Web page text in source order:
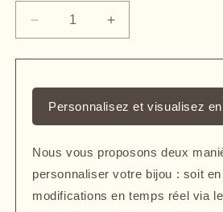
Réduire
la
quantité
Pendentif
grand
rectangle
argent
gravé
avec
un
Augmenter
la
quantité
grand
rectangle
gravé
avec
un
Personnalisez et visualisez
Nous vous proposons deux
personnaliser votre bijou : soit
modifications en temps réel via